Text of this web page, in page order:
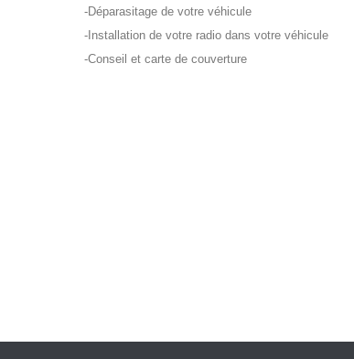
-Déparasitage de votre véhicule
-Installation de votre radio dans votre véhicule
-Conseil et carte de couverture